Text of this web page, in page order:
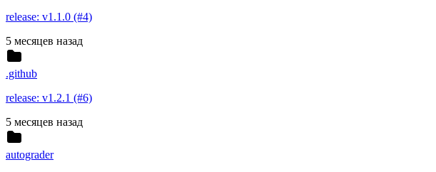
release: v1.1.0 (#4)
5 месяцев назад
.github
release: v1.2.1 (#6)
5 месяцев назад
autograder